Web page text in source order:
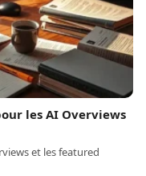
les AI Overviews
et les featured